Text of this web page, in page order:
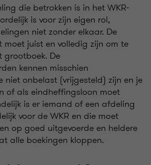
die betrokken is in het WKR-
is voor zijn eigen rol,
niet zonder elkaar. De
juist en volledig zijn om te
grootboek. De
kennen misschien
niet onbelast (vrijgesteld) zijn en je
of als eindheffingsloon moet
is er iemand of een afdeling
voor de WKR en die moet
op goed uitgevoerde en heldere
alle boekingen kloppen.